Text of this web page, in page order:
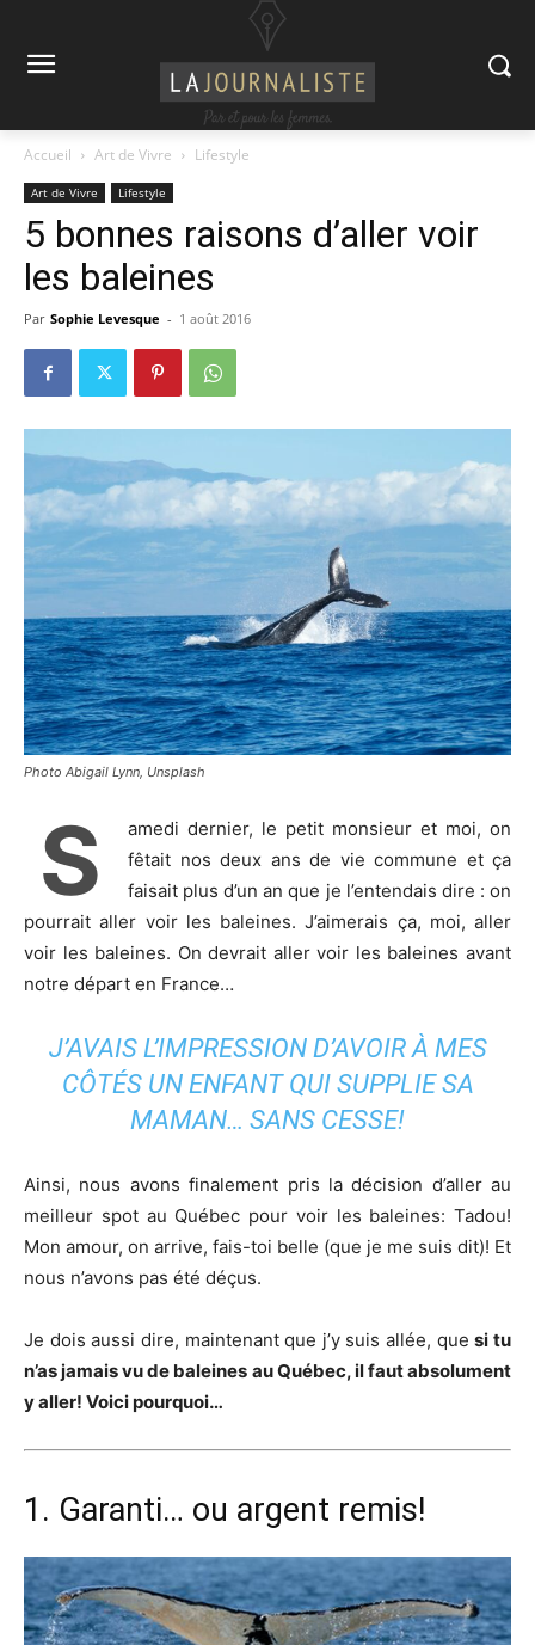
Accueil Art de Vivre Lifestyle
Art de Vivre Lifestyle
5 bonnes raisons d’aller voir
les baleines
Par Sophie Levesque - 1 août 2016
Photo Abigail Lynn, Unsplash
S
amedi dernier, le petit monsieur et moi, on
fêtait nos deux ans de vie commune et ça
faisait plus d’un an que je l’entendais dire : on
pourrait aller voir les baleines. J’aimerais ça, moi, aller
voir les baleines. On devrait aller voir les baleines avant
notre départ en France…
J’AVAIS L’IMPRESSION D’AVOIR À MES
CÔTÉS UN ENFANT QUI SUPPLIE SA
MAMAN… SANS CESSE!
Ainsi, nous avons finalement pris la décision d’aller au
meilleur spot au Québec pour voir les baleines: Tadou!
Mon amour, on arrive, fais-toi belle (que je me suis dit)! Et
nous n’avons pas été déçus.
Je dois aussi dire, maintenant que j’y suis allée, quesi tu
n’as jamais vu de baleines au Québec, il faut absolument
y aller! Voici pourquoi…
1. Garanti… ou argent remis!